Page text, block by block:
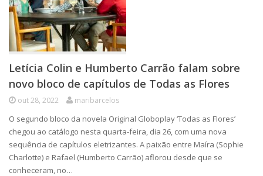
Letícia Colin e Humberto Carrão falam sobre
novo bloco de capítulos de Todas as Flores
out 28, 2022 maribarcelos
O segundo bloco da novela Original Globoplay ‘Todas as Flores’
chegou ao catálogo nesta quarta-feira, dia 26, com uma nova
sequência de capítulos eletrizantes. A paixão entre Maíra (Sophie
Charlotte) e Rafael (Humberto Carrão) aflorou desde que se
conheceram, no…